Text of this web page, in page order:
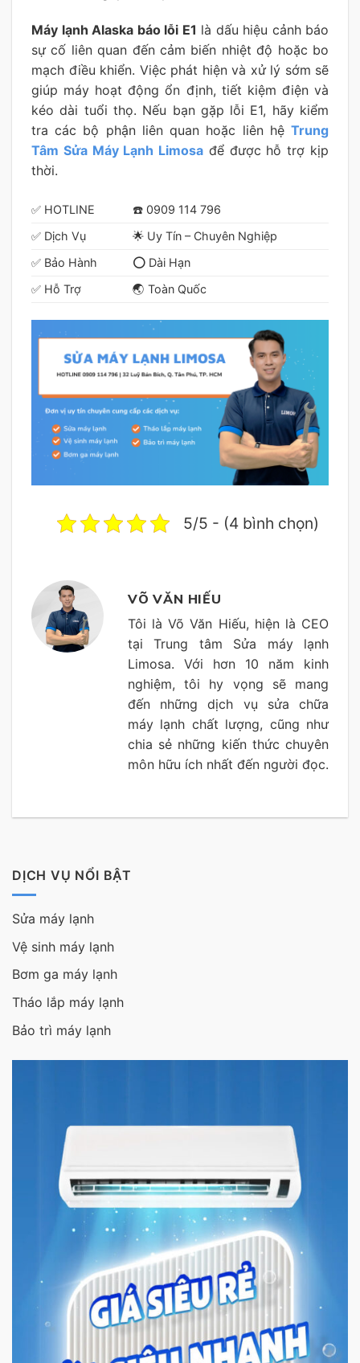
Máy lạnh Alaska báo lỗi E1 là dấu hiệu cảnh báo
sự cố liên quan đến cảm biến nhiệt độ hoặc bo
mạch điều khiển. Việc phát hiện và xử lý sớm sẽ
giúp máy hoạt động ổn định, tiết kiệm điện và
kéo dài tuổi thọ. Nếu bạn gặp lỗi E1, hãy kiểm
tra các bộ phận liên quan hoặc liên hệ Trung
Tâm Sửa Máy Lạnh Limosa để được hỗ trợ kịp
thời.
✅ HOTLINE
☎️ 0909 114 796
✅ Dịch Vụ
🌟 Uy Tín – Chuyên Nghiệp
✅ Bảo Hành
⭕ Dài Hạn
✅ Hỗ Trợ
🌏 Toàn Quốc
5/5 - (4 bình chọn)
VÕ VĂN HIẾU
Tôi là Võ Văn Hiếu, hiện là CEO
tại Trung tâm Sửa máy lạnh
Limosa. Với hơn 10 năm kinh
nghiệm, tôi hy vọng sẽ mang
đến những dịch vụ sửa chữa
máy lạnh chất lượng, cũng như
chia sẻ những kiến thức chuyên
môn hữu ích nhất đến người đọc.
DỊCH VỤ NỔI BẬT
Sửa máy lạnh
Vệ sinh máy lạnh
Bơm ga máy lạnh
Tháo lắp máy lạnh
Bảo trì máy lạnh